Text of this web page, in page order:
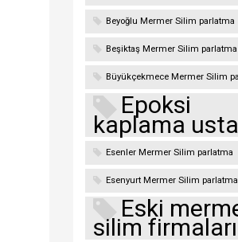
Beyoğlu Mermer Silim parlatma
Beşiktaş Mermer Silim parlatma
Büyükçekmece Mermer Silim
Epoksi
kaplama
Esenler Mermer Silim parlatma
Esenyurt Mermer Silim parlatma
Eski
silim firmaları